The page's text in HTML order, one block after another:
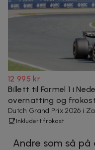
12 995 kr
Billett til Formel 1 i
overnatting og
Dutch Grand Prix 2026 i
Inkludert frokost
Andre som så på